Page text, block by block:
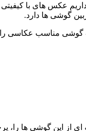
عکس های با کیفیتی
گوشی ها دارد.
مناسب عکاسی را
ای از این گوشی ها